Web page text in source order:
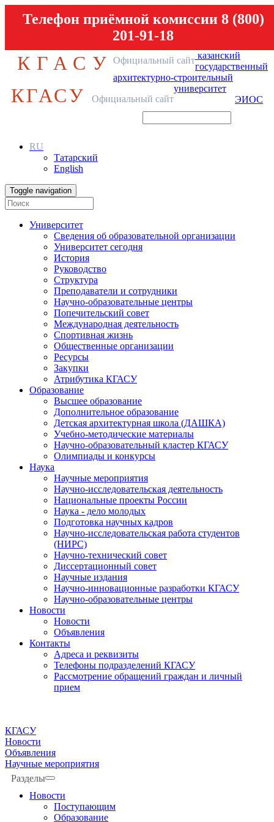
Телефон приёмной комиссии 8 (800)
201-91-18
КГАСУ Официальный сайт казанский
государственный
архитектурно-строительный
университет
КГАСУ Официальный сайт ЭИОС
RU
Татарский
English
Toggle navigation
Университет
Сведения об образовательной организации
Университет сегодня
История
Руководство
Структура
Преподаватели и сотрудники
Научно-образовательные центры
Попечительский совет
Международная деятельность
Спортивная жизнь
Общественные организации
Ресурсы
Закупки
Атрибутика КГАСУ
Образование
Высшее образование
Дополнительное образование
Детская архитектурная школа (ДАШКА)
Учебно-методические материалы
Научно-образовательный кластер КГАСУ
Олимпиады и конкурсы
Наука
Научные мероприятия
Научно-исследовательская деятельность
Национальные проекты России
Наука - дело молодых
Подготовка научных кадров
Научно-исследовательская работа студентов
(НИРС)
Научно-технический совет
Диссертационный совет
Научные издания
Научно-инновационные разработки КГАСУ
Научно-образовательные центры
Новости
Новости
Объявления
Контакты
Адреса и реквизиты
Телефоны подразделений КГАСУ
Рассмотрение обращений граждан и личный
прием
КГАСУ
Новости
Объявления
Научные мероприятия
Разделы
Новости
Поступающим
Образование